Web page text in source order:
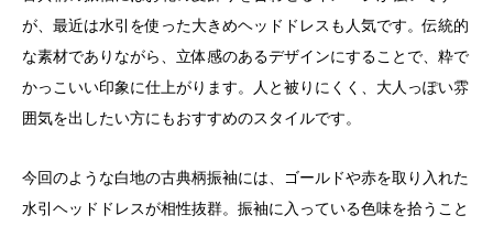
が、最近は水引を使った大きめヘッドドレスも人気です。伝統的
な素材でありながら、立体感のあるデザインにすることで、粋で
かっこいい印象に仕上がります。人と被りにくく、大人っぽい雰
囲気を出したい方にもおすすめのスタイルです。
今回のような白地の古典柄振袖には、ゴールドや赤を取り入れた
水引ヘッドドレスが相性抜群。振袖に入っている色味を拾うこと